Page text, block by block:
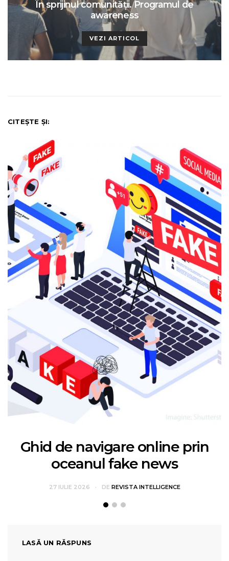
În sprijinul comunităţii. Programul de
awareness
VEZI ARTICOL
CITEȘTE ȘI:
Ghid de navigare online prin
oceanul fake news
27 IULIE 2026 DE REVISTA INTELLIGENCE
LASĂ UN RĂSPUNS